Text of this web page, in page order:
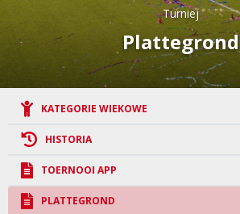
Turniej
Plattegrond
KATEGORIE WIEKOWE
HISTORIA
TOERNOOI APP
PLATTEGROND